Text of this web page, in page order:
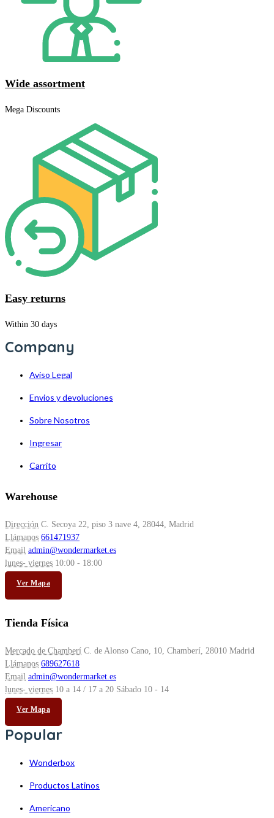
Wide assortment
Mega Discounts
Easy returns
Within 30 days
Company
Aviso Legal
Envios y devoluciones
Sobre Nosotros
Ingresar
Carrito
Warehouse
Dirección C. Secoya 22, piso 3 nave 4, 28044, Madrid
Llámanos 661471937
Email admin@wondermarket.es
lunes- viernes 10:00 - 18:00
Ver Mapa
Tienda Física
Mercado de Chamberí C. de Alonso Cano, 10, Chamberí, 28010 Madrid
Llámanos 689627618
Email admin@wondermarket.es
lunes- viernes 10 a 14 / 17 a 20 Sábado 10 - 14
Ver Mapa
Popular
Wonderbox
Productos Latinos
Americano